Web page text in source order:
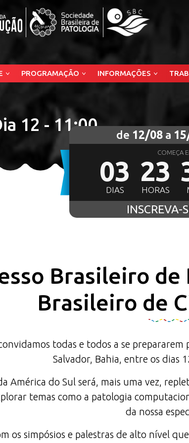
12 - 11:00
PROGRAMAÇÃO INFORMAÇÕES
de 12/08 a
COMEÇA
03
DIAS
23
HORAS
INSCREVA-
Brasileiro
Brasileiro de
todas e todos a se
Salvador, Bahia, entre os dias
América do Sul será, mais uma vez,
temas como a patologia
da nossa
os simpósios e palestras de alto nível